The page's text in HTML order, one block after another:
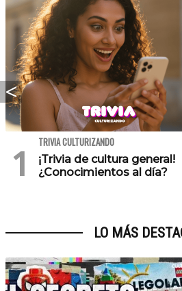
TRIVIA CULTURIZANDO
¡Trivia de cultura general!
¿Conocimientos al día?
LO MÁS